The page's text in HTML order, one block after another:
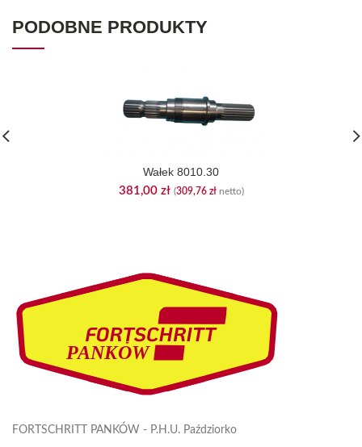
PODOBNE PRODUKTY
Wałek 8010.30
381,00 zł (309,76 złnetto)
FORTSCHRITT PANKÓW - P.H.U. Paździorko